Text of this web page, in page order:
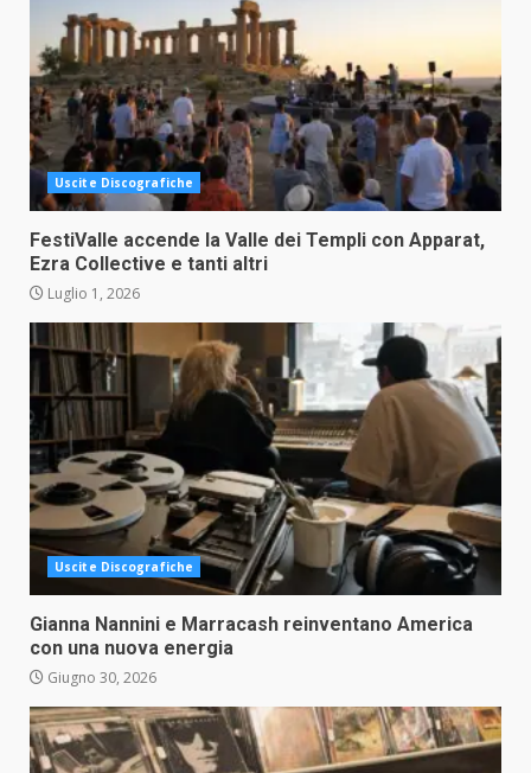
Uscite Discografiche
FestiValle accende la Valle dei Templi con Apparat,
Ezra Collective e tanti altri
Luglio 1, 2026
Uscite Discografiche
Gianna Nannini e Marracash reinventano America
con una nuova energia
Giugno 30, 2026